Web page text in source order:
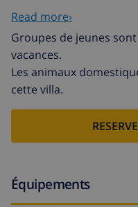
Douche/WC/bidet. Coin
Maison à 2 apts
quartier de Playa
Dénia, à 150 m de la
avec pelouse 300 m2,
avec marches
barbecue. Place de
restaurant, bar, café,
sable 350 m, plage de
Read more›
Groupes de jeunes
vacances.
Les animaux
cette villa.
Équipements